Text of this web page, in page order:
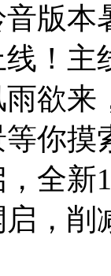
版本
！主
欲来
你摸
全新
，削